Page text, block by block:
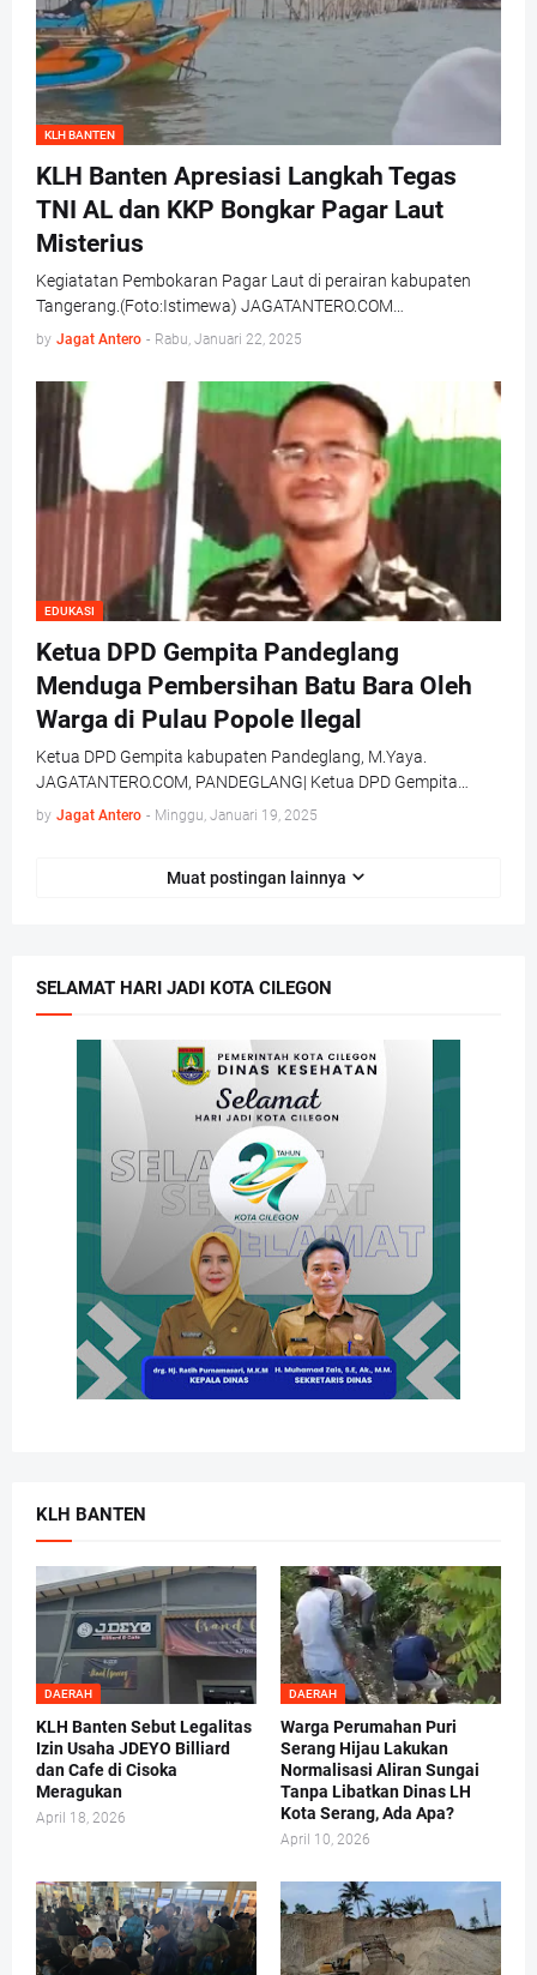
KLH BANTEN
KLH Banten Apresiasi Langkah Tegas
TNI AL dan KKP Bongkar Pagar Laut
Misterius
Kegiatatan Pembokaran Pagar Laut di perairan kabupaten
Tangerang.(Foto:Istimewa) JAGATANTERO.COM…
by Jagat Antero - Rabu, Januari 22, 2025
EDUKASI
Ketua DPD Gempita Pandeglang
Menduga Pembersihan Batu Bara Oleh
Warga di Pulau Popole Ilegal
Ketua DPD Gempita kabupaten Pandeglang, M.Yaya.
JAGATANTERO.COM, PANDEGLANG| Ketua DPD Gempita…
by Jagat Antero - Minggu, Januari 19, 2025
Muat postingan lainnya
SELAMAT HARI JADI KOTA CILEGON
KLH BANTEN
DAERAH
KLH Banten Sebut Legalitas
Izin Usaha JDEYO Billiard
dan Cafe di Cisoka
Meragukan
April 18, 2026
DAERAH
Warga Perumahan Puri
Serang Hijau Lakukan
Normalisasi Aliran Sungai
Tanpa Libatkan Dinas LH
Kota Serang, Ada Apa?
April 10, 2026